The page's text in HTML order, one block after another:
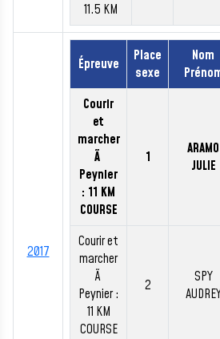
11.5 KM
2017
Épreuve
Place
sexe
Nom
Courir
et
marcher
Ã
Peynier
: 11 KM
COURSE
1
ARAMO
JULIE
Courir et
marcher
Ã
Peynier :
11 KM
COURSE
2
SPY